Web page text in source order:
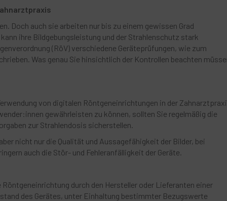
Doch auch sie arbeiten nur bis zu einem gewissen Grad
ihre Bildgebungsleistung und der Strahlenschutz stark
(RöV) verschiedene Geräteprüfungen, wie zum
Was genau Sie hinsichtlich der Kontrollen beachten
von digitalen Röntgeneinrichtungen in der
gewährleisten zu können, sollten Sie regelmäßig die
zur Strahlendosis sicherstellen.
nicht nur die Qualität und Aussagefähigkeit der Bilder, bei
auch die Stör- und Fehleranfälligkeit der Geräte.
durch den Hersteller oder Lieferanten einer
des Gerätes, unter Einhaltung bestimmter Bezugswerte